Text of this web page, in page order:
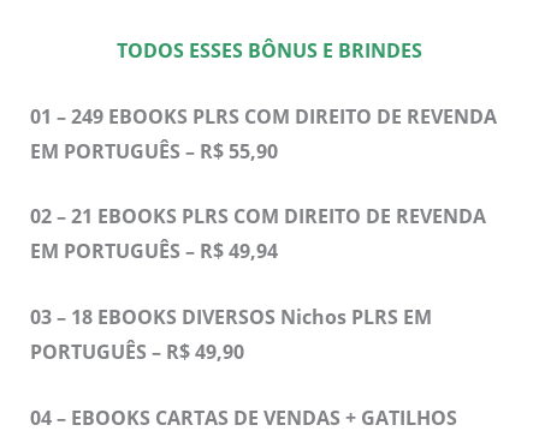
TODOS ESSES BÔNUS E BRINDES
01 – 249 EBOOKS PLRS COM DIREITO DE REVENDA
EM PORTUGUÊS – R$ 55,90
02 – 21 EBOOKS PLRS COM DIREITO DE REVENDA
EM PORTUGUÊS – R$ 49,94
03 – 18 EBOOKS DIVERSOS Nichos PLRS EM
PORTUGUÊS – R$ 49,90
04 – EBOOKS CARTAS DE VENDAS + GATILHOS